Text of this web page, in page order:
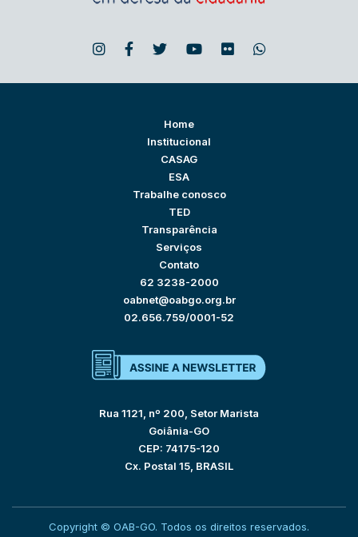
Home
Institucional
CASAG
ESA
Trabalhe conosco
TED
Transparência
Serviços
Contato
62 3238-2000
oabnet@oabgo.org.br
02.656.759/0001-52
Rua 1121, nº 200, Setor Marista
Goiânia-GO
CEP: 74175-120
Cx. Postal 15, BRASIL
Copyright © OAB-GO. Todos os direitos reservados.